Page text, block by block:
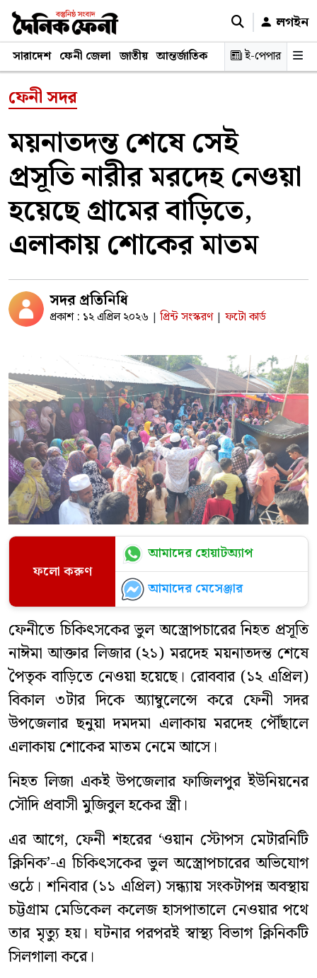
লগইন
সারাদেশ ফেনী জেলা জাতীয় আন্তর্জাতিক রাজনীতি স্বাস্থ্য শিক্ষা
ই-পেপার
ফেনী সদর
ময়নাতদন্ত শেষে সেই
প্রসূতি নারীর মরদেহ নেওয়া
হয়েছে গ্রামের বাড়িতে,
এলাকায় শোকের মাতম
সদর প্রতিনিধি
প্রকাশ : ১২ এপ্রিল ২০২৬ | প্রিন্ট সংস্করণ | ফটো কার্ড
ফলো করুণ
আমাদের হোয়াটঅ্যাপ
আমাদের মেসেঞ্জার
ফেনীতে চিকিৎসকের ভুল অস্ত্রোপচারের নিহত প্রসূতি
নাঈমা আক্তার লিজার (২১) মরদেহ ময়নাতদন্ত শেষে
পৈতৃক বাড়িতে নেওয়া হয়েছে। রোববার (১২ এপ্রিল)
বিকাল ৩টার দিকে অ্যাম্বুলেন্সে করে ফেনী সদর
উপজেলার ছনুয়া দমদমা এলাকায় মরদেহ পৌঁছালে
এলাকায় শোকের মাতম নেমে আসে।
নিহত লিজা একই উপজেলার ফাজিলপুর ইউনিয়নের
সৌদি প্রবাসী মুজিবুল হকের স্ত্রী।
এর আগে, ফেনী শহরের ‘ওয়ান স্টোপস মেটারনিটি
ক্লিনিক’-এ চিকিৎসকের ভুল অস্ত্রোপচারের অভিযোগ
ওঠে। শনিবার (১১ এপ্রিল) সন্ধ্যায় সংকটাপন্ন অবস্থায়
চট্টগ্রাম মেডিকেল কলেজ হাসপাতালে নেওয়ার পথে
তার মৃত্যু হয়। ঘটনার পরপরই স্বাস্থ্য বিভাগ ক্লিনিকটি
সিলগালা করে।